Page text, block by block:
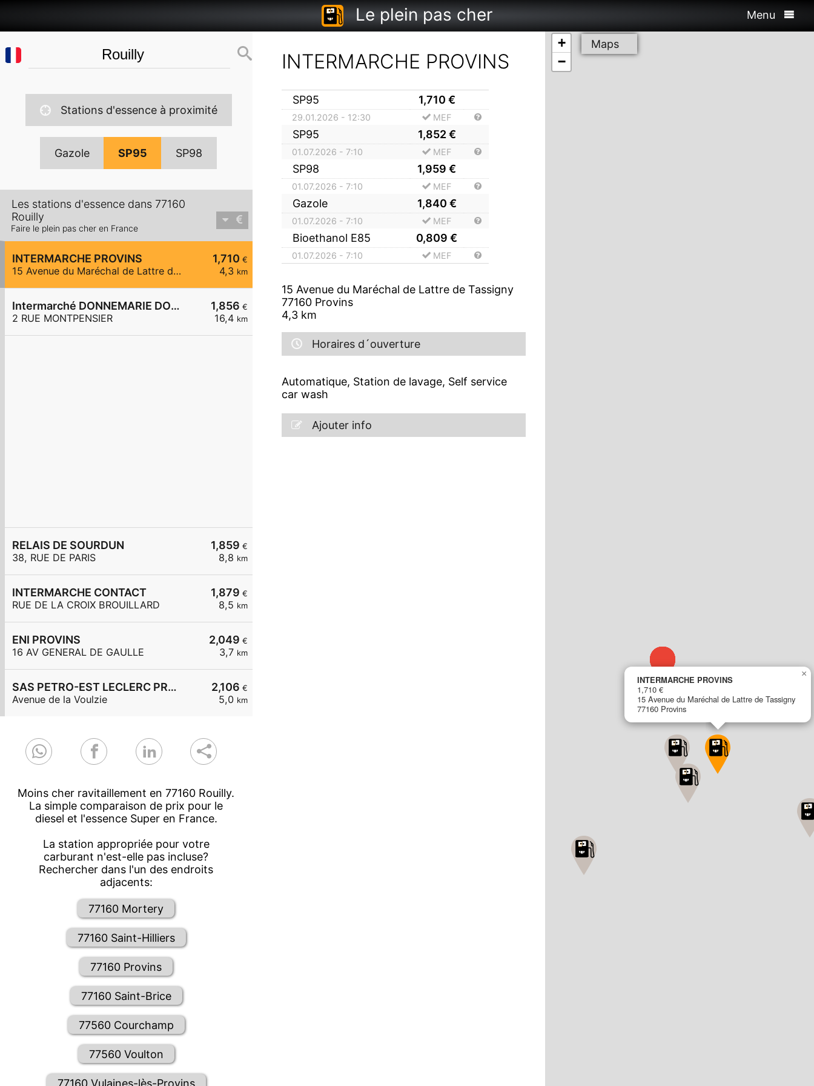
Le plein pas cher Menu
Stations d'essence à proximité
Gazole SP95 SP98
Les stations d'essence dans 77160
Rouilly
Faire le plein pas cher en France
1,710 €
4,3 km
INTERMARCHE PROVINS
15 Avenue du Maréchal de Lattre de Tassigny
1,856 €
16,4 km
Intermarché DONNEMARIE DONTILLY
2 RUE MONTPENSIER
1,859 €
8,8 km
RELAIS DE SOURDUN
38, RUE DE PARIS
1,879 €
8,5 km
INTERMARCHE CONTACT
RUE DE LA CROIX BROUILLARD
2,049 €
3,7 km
ENI PROVINS
16 AV GENERAL DE GAULLE
2,106 €
5,0 km
SAS PETRO-EST LECLERC PROVINS
Avenue de la Voulzie
Moins cher ravitaillement en 77160 Rouilly.
La simple comparaison de prix pour le
diesel et l'essence Super en France.
La station appropriée pour votre
carburant n'est-elle pas incluse?
Rechercher dans l'un des endroits
adjacents:
77160 Mortery
77160 Saint-Hilliers
77160 Provins
77160 Saint-Brice
77560 Courchamp
77560 Voulton
77160 Vulaines-lès-Provins
INTERMARCHE PROVINS
SP95 1,710 €
29.01.2026 - 12:30 MEF
SP95 1,852€
01.07.2026 - 7:10 MEF
SP98 1,959 €
01.07.2026 - 7:10 MEF
Gazole 1,840 €
01.07.2026 - 7:10 MEF
Bioethanol E85 0,809 €
01.07.2026 - 7:10 MEF
15 Avenue du Maréchal de Lattre de Tassigny
77160 Provins
4,3km
Horaires d´ouverture
Automatique, Station de lavage, Self service
car wash
Ajouter info
INTERMARCHE PROVINS
1,710 €
15 Avenue du Maréchal de Lattre de Tassigny
77160 Provins
×
+
−
Maps